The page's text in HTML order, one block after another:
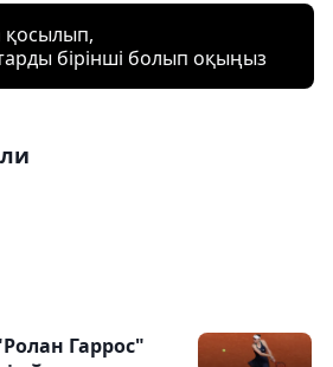
қосылып,
бірінші болып оқыңыз
Гаррос"